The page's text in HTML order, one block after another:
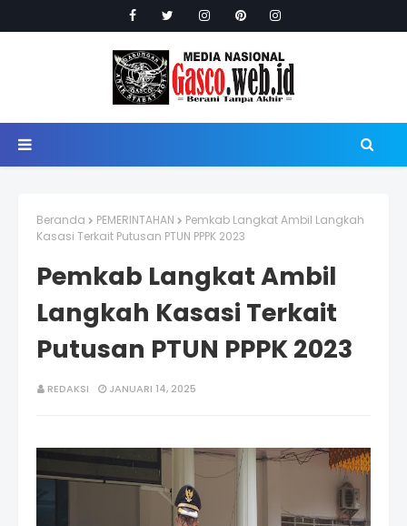
Beranda PEMERINTAHAN
Pemkab Langkat Ambil Langkah
Kasasi Terkait Putusan PTUN PPPK 2023
Pemkab Langkat Ambil
Langkah Kasasi Terkait
Putusan PTUN PPPK 2023
REDAKSI JANUARI 14, 2025